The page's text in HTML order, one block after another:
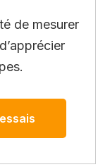
de mesurer